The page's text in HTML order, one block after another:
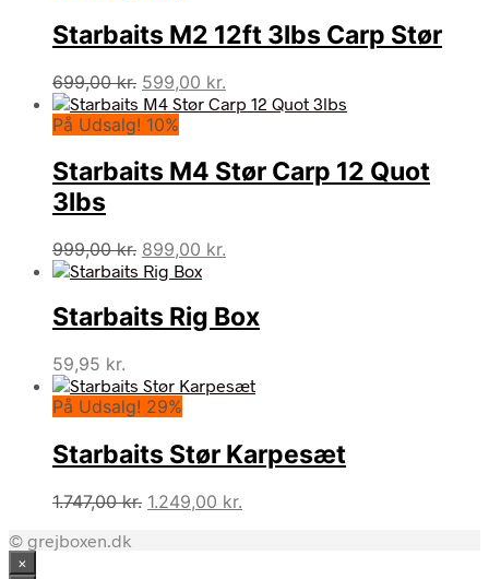
Starbaits M2 12ft 3lbs Carp Stør
699,00kr. Den
oprindelige
pris
699,00 kr..
599,00 kr.
aktuelle
599,00 kr..
På Udsalg! 10%
Starbaits M4 Stør Carp 12 Quot
3lbs
999,00kr. Den
oprindelige
var:
999,00 kr..
899,00 kr.
er:
899,00 kr..
Starbaits Rig Box
59,95 kr.
På Udsalg! 29%
Starbaits Stør Karpesæt
1.747,00kr. Den
1.249,00 kr.
© grejboxen.dk
×